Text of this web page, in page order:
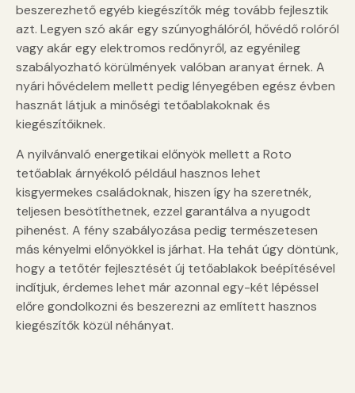
beszerezhető egyéb kiegészítők még tovább fejlesztik
azt. Legyen szó akár egy szúnyoghálóról, hővédő rolóról
vagy akár egy elektromos redőnyről, az egyénileg
szabályozható körülmények valóban aranyat érnek. A
nyári hővédelem mellett pedig lényegében egész évben
hasznát látjuk a minőségi tetőablakoknak és
kiegészítőiknek.
A nyilvánvaló energetikai előnyök mellett a Roto
tetőablak árnyékoló például hasznos lehet
kisgyermekes családoknak, hiszen így ha szeretnék,
teljesen besötíthetnek, ezzel garantálva a nyugodt
pihenést. A fény szabályozása pedig természetesen
más kényelmi előnyökkel is járhat. Ha tehát úgy döntünk,
hogy a tetőtér fejlesztését új tetőablakok beépítésével
indítjuk, érdemes lehet már azonnal egy-két lépéssel
előre gondolkozni és beszerezni az említett hasznos
kiegészítők közül néhányat.